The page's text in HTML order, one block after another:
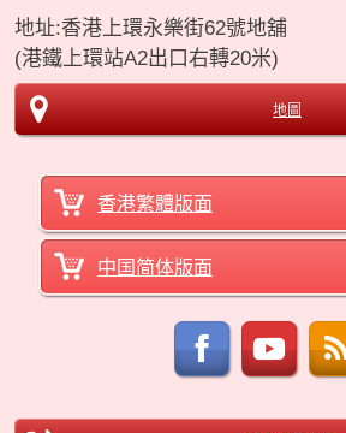
地址:香港上環永樂街62號地舖
(港鐵上環站A2出口右轉20米)
地圖
香港繁體版面
中国简体版面